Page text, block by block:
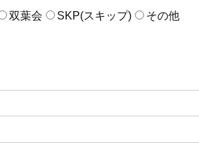
双葉会 SKP(スキップ)
その他